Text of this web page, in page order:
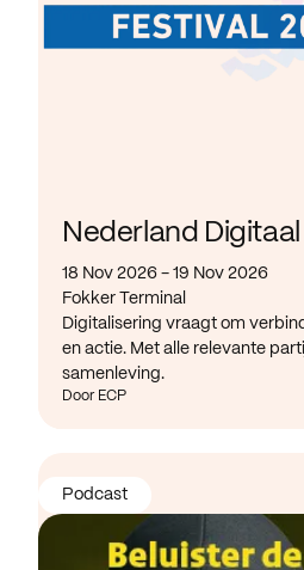
Nederland
18 Nov 2026 - 19 Nov 2026
Fokker Terminal
Digitalisering vraagt om
en actie. Met alle relevante
samenleving.
Door ECP
Podcast